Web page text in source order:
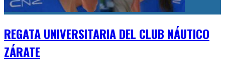
REGATA UNIVERSITARIA DEL CLUB NÁUTICO
ZÁRATE